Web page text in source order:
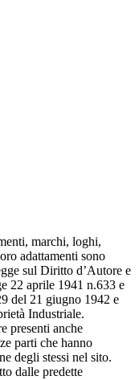
marchi, loghi,
adattamenti sono
sul Diritto d’Autore e
22 aprile 1941 n.633 e
del 21 giugno 1942 e
Industriale.
presenti anche
parti che hanno
degli stessi nel sito.
dalle predette